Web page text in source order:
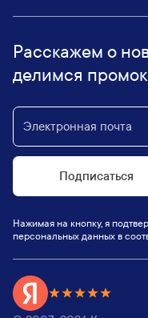
Расскажем о
делимся
Подписаться
Нажимая на кнопку, я
персональных данных в